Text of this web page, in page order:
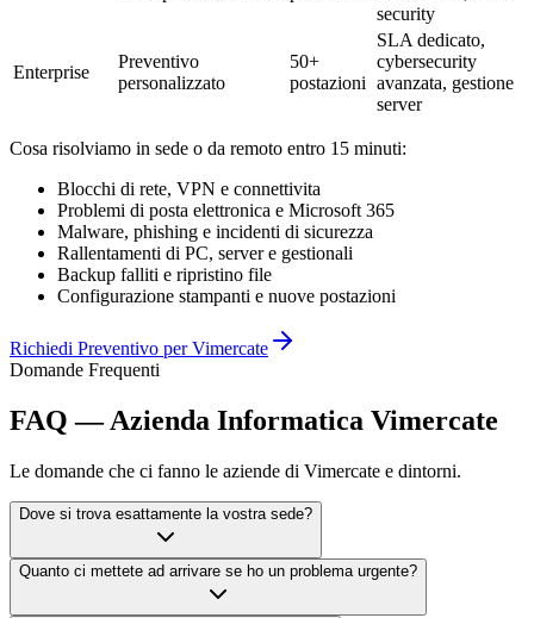
security
Enterprise
Preventivo
personalizzato
50+
postazioni
SLA dedicato,
cybersecurity
avanzata, gestione
server
Cosa risolviamo in sede o da remoto entro 15 minuti:
Blocchi di rete, VPN e connettivita
Problemi di posta elettronica e Microsoft 365
Malware, phishing e incidenti di sicurezza
Rallentamenti di PC, server e gestionali
Backup falliti e ripristino file
Configurazione stampanti e nuove postazioni
Richiedi Preventivo per Vimercate
Domande Frequenti
FAQ — Azienda Informatica Vimercate
Le domande che ci fanno le aziende di Vimercate e dintorni.
Dove si trova esattamente la vostra sede?
Quanto ci mettete ad arrivare se ho un problema urgente?